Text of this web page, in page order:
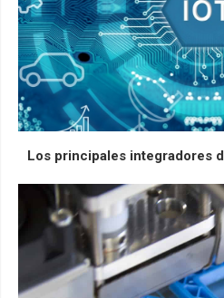
Los principales integradores